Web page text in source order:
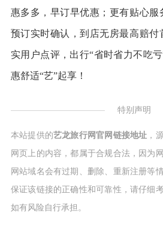
惠多多，早订早优惠；更有贴心服
预订实时确认，到店无房最高赔付
实用户点评，出行“省时省力不吃
惠舒适“艺”起享！
特别声明
本站提供的艺龙旅行网官网链接地址 ，
网页上的内容，都属于合规合法，因为
网站域名会有过期、删除、重新注册等
保证该链接的正确性和可靠性，请仔细
如有风险自行承担。